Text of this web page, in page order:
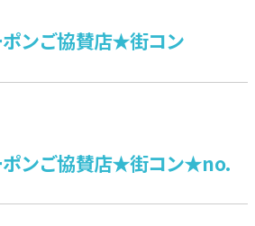
ンご協賛店★街コン
ポンご協賛店★街コン★no.